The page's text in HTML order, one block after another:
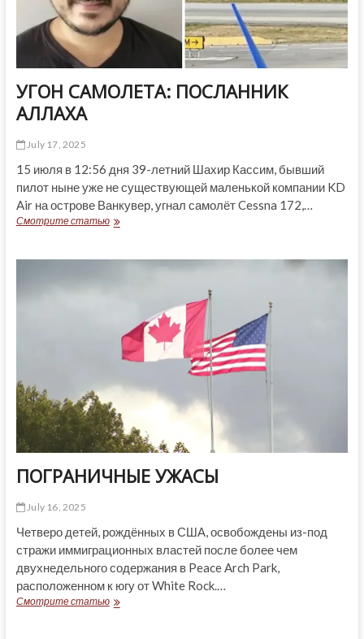
УГОН САМОЛЕТА: ПОСЛАННИК
АЛЛАХА
July 17, 2025
15 июля в 12:56 дня 39-летний Шахир Кассим, бывший
пилот ныне уже не существующей маленькой компании KD
Air на острове Ванкувер, угнал самолёт Cessna 172,…
Смотрите статьюУГОН
ПОГРАНИЧНЫЕ УЖАСЫ
July 16, 2025
Четверо детей, рождённых в США, освобождены из-под
стражи иммиграционных властей после более чем
двухнедельного содержания в Peace Arch Park,
расположенном к югу от White Rock.…
Смотрите статьюПОГРАНИЧНЫЕ